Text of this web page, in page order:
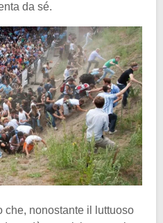
da sé.
che, nonostante il luttuoso